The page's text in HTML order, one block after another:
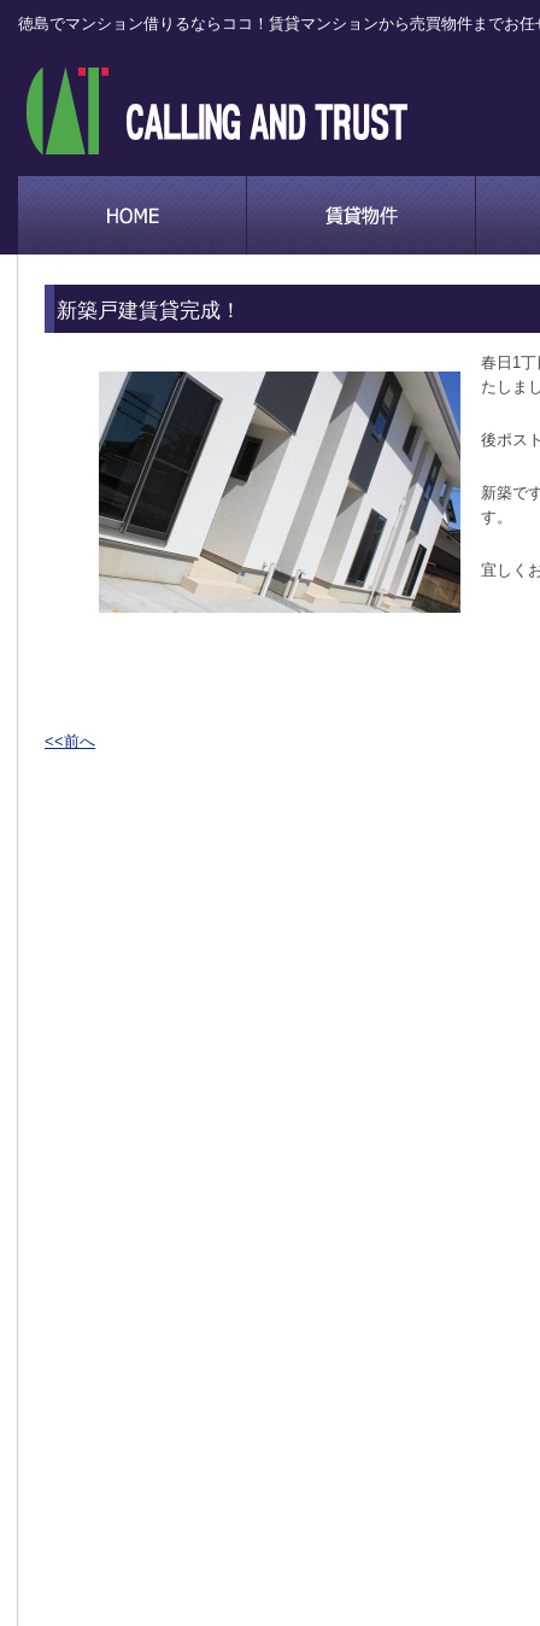
徳島でマンション借りるならココ！賃貸マンションから売買物件までお任
新築戸建賃貸完成！
春日1
たしま
後ポス
新築で
す。
宜しく
<<前へ